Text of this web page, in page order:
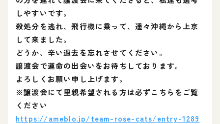
しやすいです。
殺処分を逃れ、飛行機に乗って、遥々沖縄から上京
して来ました。
どうか、辛い過去を忘れさせてください。
譲渡会で運命の出会いをお待ちしております。
よろしくお願い申し上げます。
※譲渡会にて里親希望される方は必ずこちらをご覧
ください
https://ameblo.jp/team-rose-cats/entry-1289